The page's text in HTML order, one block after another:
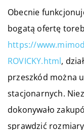
Obecnie
bogatą ofertę
https://
ROVICKY.html,
przeszkód można
stacjonarnych.
dokonywało
sprawdzić